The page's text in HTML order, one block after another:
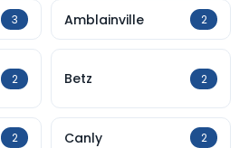
3 Amblainville 2
2 Betz 2
2 Canly 2